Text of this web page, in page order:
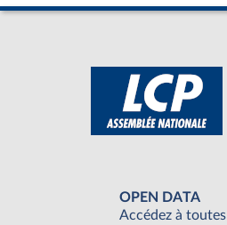
OPEN DATA
Accédez à toutes